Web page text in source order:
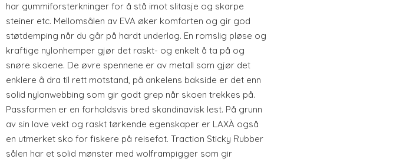
har gummiforsterkninger for å stå imot slitasje og skarpe
steiner etc. Mellomsålen av EVA øker komforten og gir god
støtdemping når du går på hardt underlag. En romslig pløse og
kraftige nylonhemper gjør det raskt- og enkelt å ta på og
snøre skoene. De øvre spennene er av metall som gjør det
enklere å dra til rett motstand, på ankelens bakside er det enn
solid nylonwebbing som gir godt grep når skoen trekkes på.
Passformen er en forholdsvis bred skandinavisk lest. På grunn
av sin lave vekt og raskt tørkende egenskaper er LAXÀ også
en utmerket sko for fiskere på reisefot. Traction Sticky Rubber
sålen har et solid mønster med wolframpigger som gir